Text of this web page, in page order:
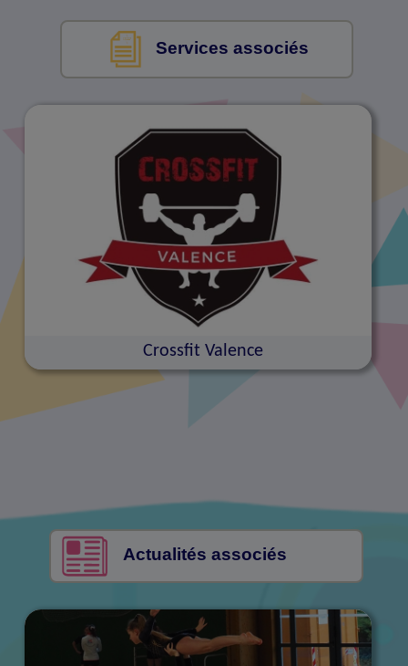
Services associés
Crossfit Valence
Actualités associés